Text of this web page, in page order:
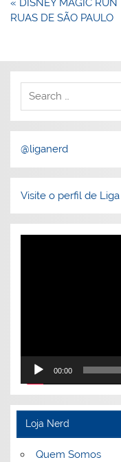
de
« DISNEY MAGIC RUN
RUAS DE SÃO PAULO
@liganerd
Visite o perfil de
Tocador
00:00
Loja Nerd
Quem Somos